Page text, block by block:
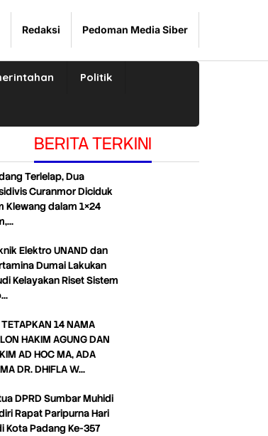
Redaksi Pedoman Media Siber
Politik
BERITA TERKINI
Terlelap, Dua
Curanmor Diciduk
Klewang dalam 1×24
Elektro UNAND dan
Dumai Lakukan
Kelayakan Riset Sistem
14 NAMA
HAKIM AGUNG DAN
AD HOC MA, ADA
DR. DHIFLA W…
DPRD Sumbar Muhidi
Rapat Paripurna Hari
Kota Padang Ke-357